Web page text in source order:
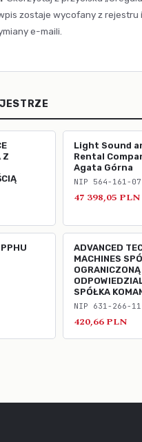
zostaje wycofany z rejestru
e-maili.
Z
Light Sound
Rental
Agata Górna
NIP 564-161-
47 398,05 PLN
ADVANCED
MACHINES
OGRANICZONĄ
SPÓŁKA
NIP 631-266-
420,66 PLN